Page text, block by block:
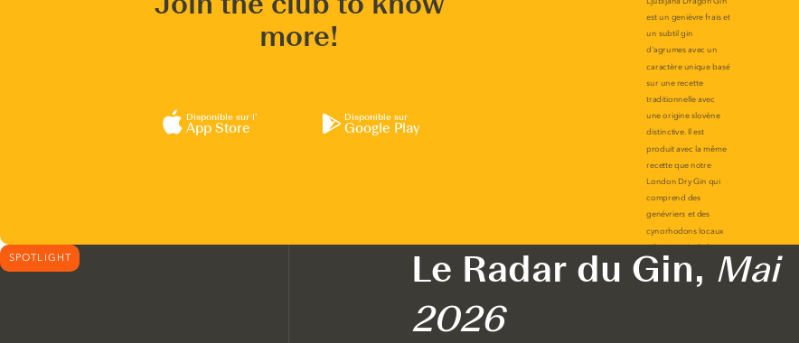
more!
Disponible sur l’
App Store
Disponible sur
Google Play
SPOTLIGHT Le Radar du Gin, Mai
2026